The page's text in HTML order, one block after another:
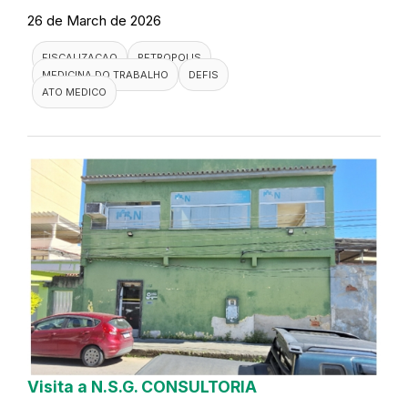
26 de March de 2026
FISCALIZACAO
PETROPOLIS
MEDICINA DO TRABALHO
DEFIS
ATO MEDICO
Visita a N.S.G. CONSULTORIA